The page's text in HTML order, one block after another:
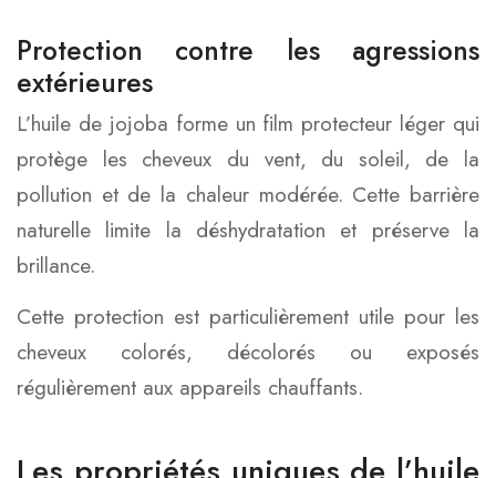
Protection contre les agressions
extérieures
L’huile de jojoba forme un film protecteur léger qui
protège les cheveux du vent, du soleil, de la
pollution et de la chaleur modérée. Cette barrière
naturelle limite la déshydratation et préserve la
brillance.
Cette protection est particulièrement utile pour les
cheveux colorés, décolorés ou exposés
régulièrement aux appareils chauffants.